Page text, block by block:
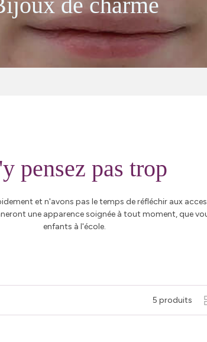
pensez pas trop
et n'avons pas le temps de réfléchir aux
une apparence soignée à tout moment, que
enfants à l'école.
5 produits